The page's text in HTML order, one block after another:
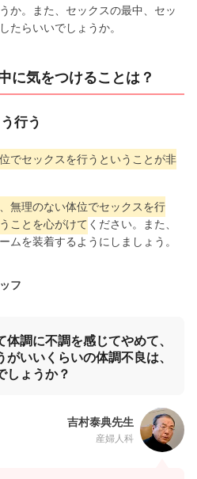
か。また、セックスの最中、セッ
たらいいでしょうか。
に気をつけることは？
行う
でセックスを行うということが非
無理のない体位でセックスを行
ことを心がけて ください。また、
ムを装着するようにしましょう。
フ
調に不調を感じてやめて、
いいくらいの体調不良は、
しょうか？
吉村泰典先生
産婦人科